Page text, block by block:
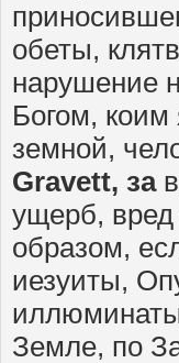
обеты,
нарушение
Богом,
земной,
Gravett, за
ущерб,
образом,
иезуиты,
Земле, по